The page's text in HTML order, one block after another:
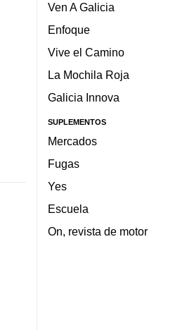
Ven A Galicia
Enfoque
Vive el Camino
La Mochila Roja
Galicia Innova
SUPLEMENTOS
Mercados
Fugas
Yes
Escuela
On, revista de motor